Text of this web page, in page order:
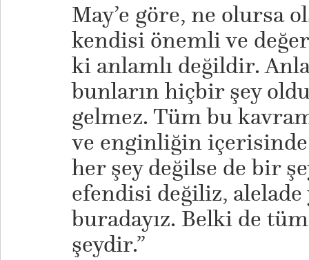
May’e göre, ne olursa
kendisi önemli ve
ki anlamlı değildir.
bunların hiçbir şey
gelmez. Tüm bu
ve enginliğin
her şey değilse de bir
efendisi değiliz,
buradayız. Belki de
şeydir.”